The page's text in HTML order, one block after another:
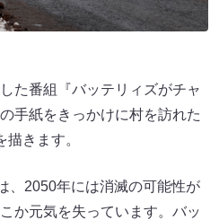
た番組『バッテリィズがチャ
手紙をきっかけに村を訪れた
きます。
、2050年には消滅の可能性が
か元気を失っています。バッ